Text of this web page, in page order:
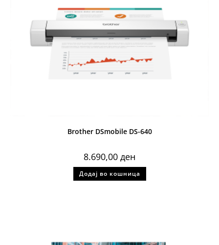
Brother DSmobile DS-640
8.690,00 ден
Додај во кошница